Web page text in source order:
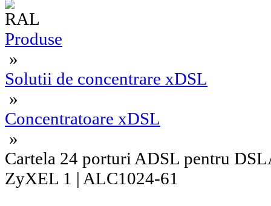
Produse
»
Solutii de concentrare xDSL
»
Concentratoare xDSL
»
Cartela 24 porturi ADSL pentru
ZyXEL 1 | ALC1024-61